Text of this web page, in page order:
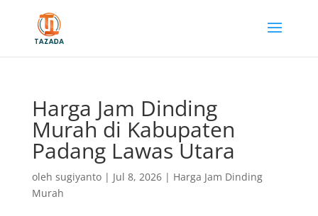
Harga Jam Dinding
Murah di Kabupaten
Padang Lawas Utara
oleh sugiyanto| Jul 8, 2026| Harga Jam Dinding
Murah